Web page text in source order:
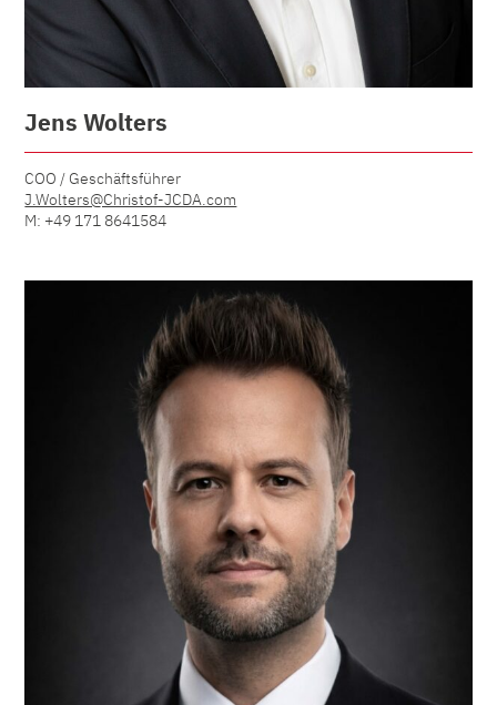
Jens Wolters
COO / Geschäftsführer
J.Wolters@Christof-JCDA.com
M: +49 171 8641584